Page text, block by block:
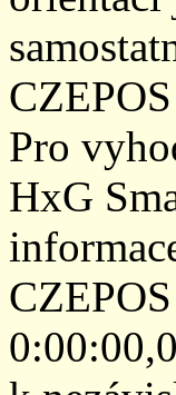
Pro
HxG